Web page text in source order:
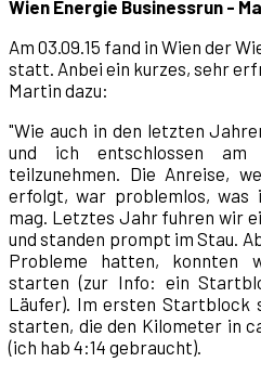
Wien Energie Businessrun -
Am 03.09.15 fand in Wien der
statt. Anbei ein kurzes, sehr
Martin dazu:
"Wie auch in den letzten
und ich entschlossen
teilzunehmen. Die Anreise,
erfolgt, war problemlos, was
mag. Letztes Jahr fuhren wir
und standen prompt im Stau.
Probleme hatten, konnten
starten (zur Info: ein
Läufer). Im ersten Startblock
starten, die den Kilometer in
(ich hab 4:14 gebraucht).